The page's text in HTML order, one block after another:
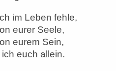
im Leben fehle,
eurer Seele,
eurem Sein,
euch allein.